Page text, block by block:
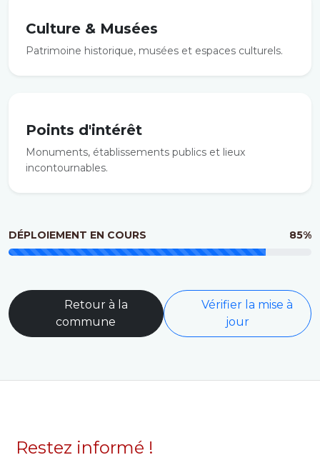
Culture & Musées
Patrimoine historique, musées et espaces culturels.
Points d'intérêt
Monuments, établissements publics et lieux
incontournables.
DÉPLOIEMENT EN COURS 85%
Retour à la
commune
Vérifier la mise à
jour
Restez informé !